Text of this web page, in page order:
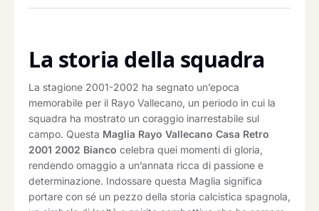
La storia della squadra
La stagione 2001-2002 ha segnato un’epoca
memorabile per il Rayo Vallecano, un periodo in cui la
squadra ha mostrato un coraggio inarrestabile sul
campo. Questa Maglia Rayo Vallecano Casa Retro
2001 2002 Bianco celebra quei momenti di gloria,
rendendo omaggio a un’annata ricca di passione e
determinazione. Indossare questa Maglia significa
portare con sé un pezzo della storia calcistica spagnola,